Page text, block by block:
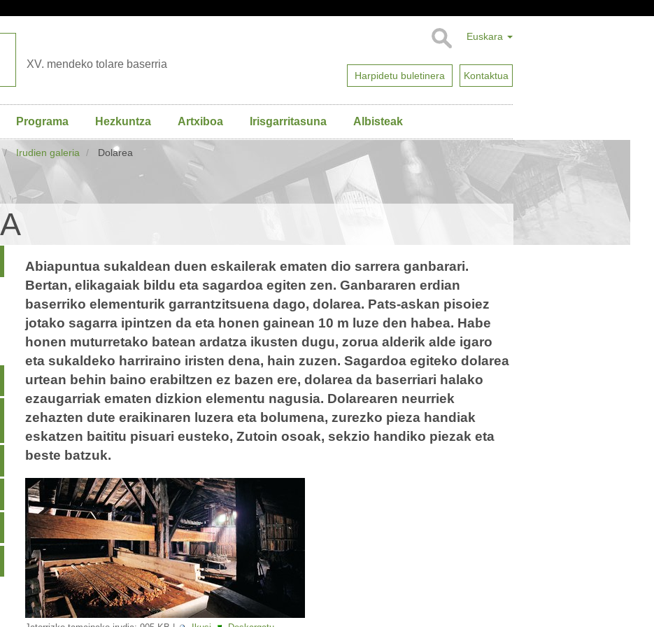
Euskara
Harpidetu buletinera Kontaktua
XV. mendeko tolare baserria
Programa Hezkuntza Artxiboa Irisgarritasuna Albisteak
Irudien galeria Dolarea
Abiapuntua sukaldean duen eskailerak ematen dio sarrera ganbarari.
Bertan, elikagaiak bildu eta sagardoa egiten zen. Ganbararen erdian
baserriko elementurik garrantzitsuena dago, dolarea. Pats-askan pisoiez
jotako sagarra ipintzen da eta honen gainean 10 m luze den habea. Habe
honen muturretako batean ardatza ikusten dugu, zorua alderik alde igaro
eta sukaldeko harriraino iristen dena, hain zuzen. Sagardoa egiteko dolarea
urtean behin baino erabiltzen ez bazen ere, dolarea da baserriari halako
ezaugarriak ematen dizkion elementu nagusia. Dolarearen neurriek
zehazten dute eraikinaren luzera eta bolumena, zurezko pieza handiak
eskatzen baititu pisuari eusteko, Zutoin osoak, sekzio handiko piezak eta
beste batzuk.